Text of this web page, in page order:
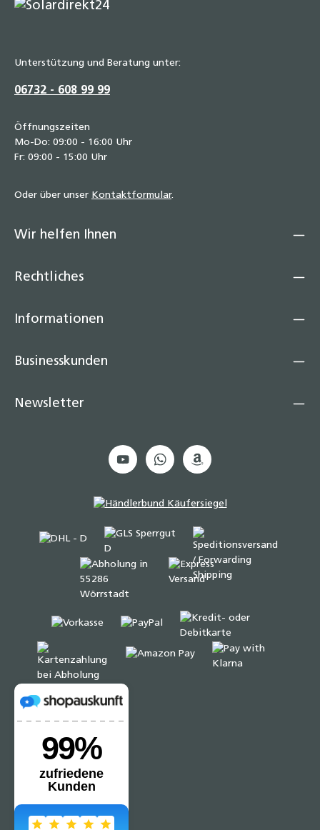
3/8" bis 2 1/2" – hitzebeständig bis 250 °C,
kurzzeitig 350 °C, inkl. Zulassungen
Unterstützung und Beratung unter:
06732 - 608 99 99
Öffnungszeiten
Mo-Do: 09:00 - 16:00 Uhr
Fr: 09:00 - 15:00 Uhr
Oder über unser Kontaktformular.
Wir helfen Ihnen
Rechtliches
Informationen
Businesskunden
Newsletter